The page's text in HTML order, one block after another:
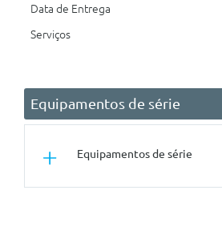
Data de Entrega
Serviços
Equipamentos de série
Equipamentos de série